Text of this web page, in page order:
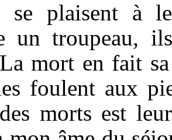
se plaisent à
un troupeau,
mort en fait
foulent aux
morts est